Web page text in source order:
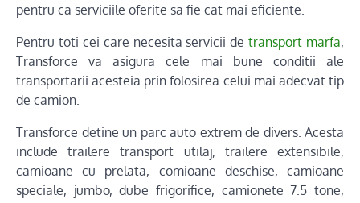
pentru ca serviciile oferite sa fie cat mai eficiente.
Pentru toti cei care necesita servicii detransport marfa,
Transforce va asigura cele mai bune conditii ale
transportarii acesteia prin folosirea celui mai adecvat tip
de camion.
Transforce detine un parc auto extrem de divers. Acesta
include trailere transport utilaj, trailere extensibile,
camioane cu prelata, comioane deschise, camioane
speciale, jumbo, dube frigorifice, camionete 7.5 tone,